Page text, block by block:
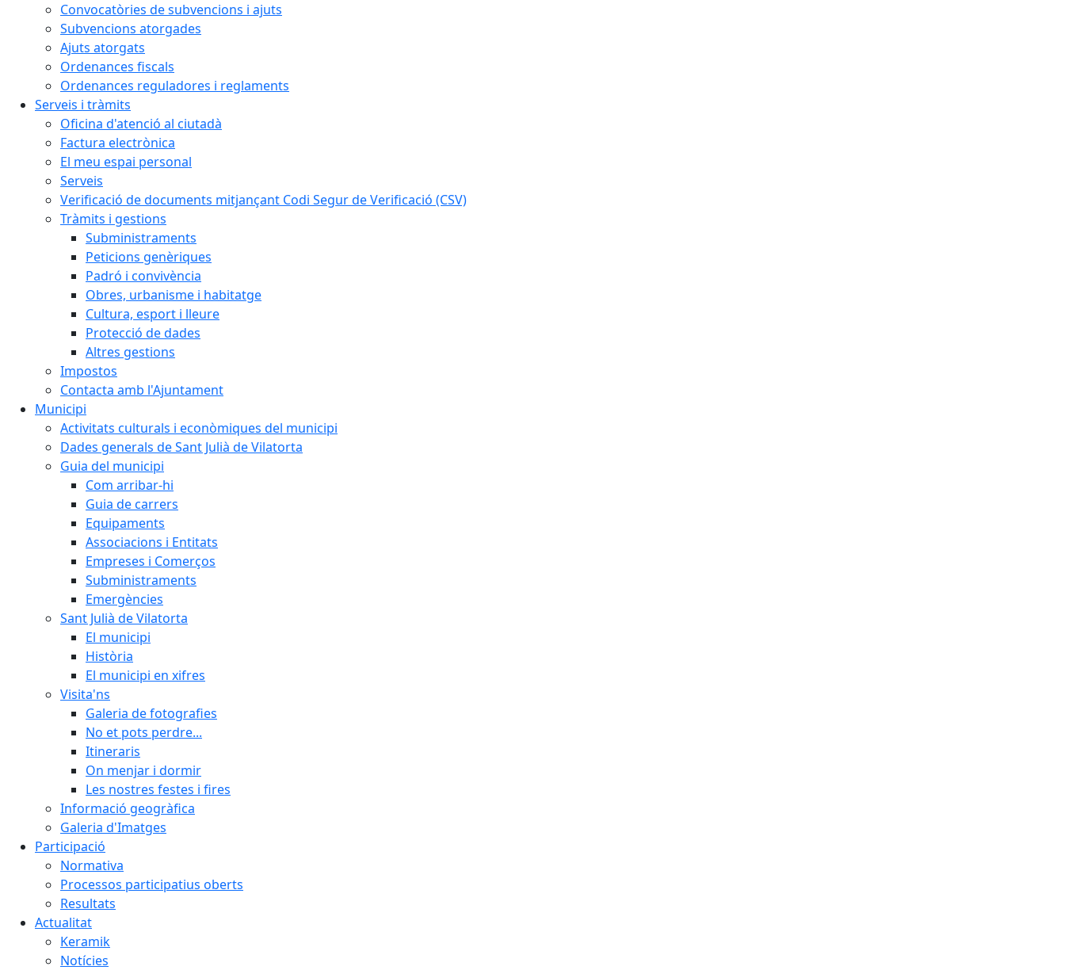
Convocatòries de subvencions i ajuts
Subvencions atorgades
Ajuts atorgats
Ordenances fiscals
Ordenances reguladores i reglaments
Serveis i tràmits
Oficina d'atenció al ciutadà
Factura electrònica
El meu espai personal
Serveis
Verificació de documents mitjançant Codi Segur de Verificació (CSV)
Tràmits i gestions
Subministraments
Peticions genèriques
Padró i convivència
Obres, urbanisme i habitatge
Cultura, esport i lleure
Protecció de dades
Altres gestions
Impostos
Contacta amb l'Ajuntament
Municipi
Activitats culturals i econòmiques del municipi
Dades generals de Sant Julià de Vilatorta
Guia del municipi
Com arribar-hi
Guia de carrers
Equipaments
Associacions i Entitats
Empreses i Comerços
Subministraments
Emergències
Sant Julià de Vilatorta
El municipi
Història
El municipi en xifres
Visita'ns
Galeria de fotografies
No et pots perdre...
Itineraris
On menjar i dormir
Les nostres festes i fires
Informació geogràfica
Galeria d'Imatges
Participació
Normativa
Processos participatius oberts
Resultats
Actualitat
Keramik
Notícies